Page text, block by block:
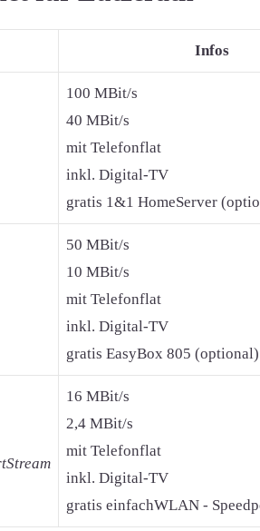
Infos
100 MBit/s
40 MBit/s
mit Telefonflat
inkl. Digital-TV
gratis 1&1 HomeServer
50 MBit/s
10 MBit/s
mit Telefonflat
inkl. Digital-TV
gratis EasyBox 805 (optional)
16 MBit/s
2,4 MBit/s
mit Telefonflat
inkl. Digital-TV
gratis einfachWLAN -